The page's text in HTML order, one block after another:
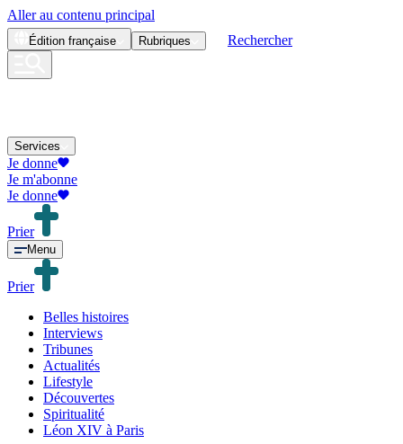
Aller au contenu principal
Édition française Rubriques Rechercher
Services
Je donne
Je m'abonne
Je donne
Prier
Menu
Prier
Belles histoires
Interviews
Tribunes
Actualités
Lifestyle
Découvertes
Spiritualité
Léon XIV à Paris